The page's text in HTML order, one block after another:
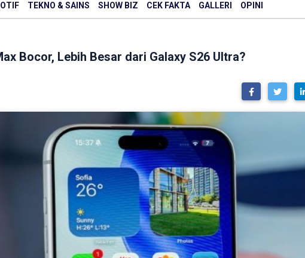
TEKNO & SAINS SHOW BIZ CEK FAKTA GALLERI OPINI
Bocor, Lebih Besar dari Galaxy S26 Ultra?